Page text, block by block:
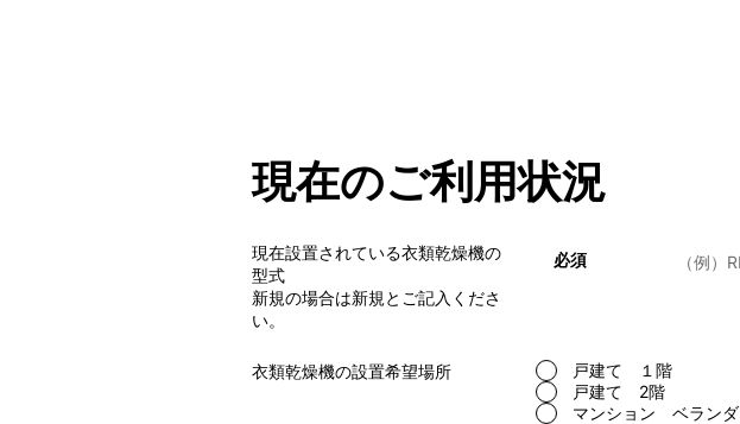
戸建て １階
戸建て 2階
マンション ベランダ
現在設置されている衣類乾燥機の
型式
​新規の場合は新規とご記入くださ
い。
現在のご利用状況
必須
衣類乾燥機の設置希望場所